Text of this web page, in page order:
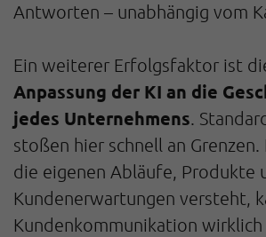
Antworten – unabhängig vom
Ein weiterer Erfolgsfaktor ist
Anpassung der KI an die
jedes Unternehmens.
stoßen hier schnell an Grenzen.
die eigenen Abläufe, Produkte
Kundenerwartungen versteht,
Kundenkommunikation